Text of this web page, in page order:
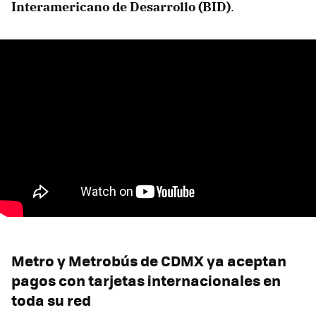
Interamericano de Desarrollo (BID).
Metro y Metrobús de CDMX ya aceptan
pagos con tarjetas internacionales en
toda su red